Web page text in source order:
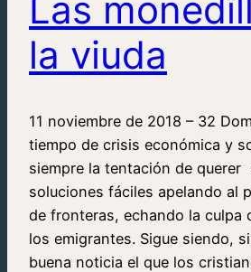
Las
la viuda
11 noviembre de 2018 – 32
tiempo de crisis económica y
siempre la tentación de querer
soluciones fáciles apelando al
de fronteras, echando la culpa
los emigrantes. Sigue siendo,
buena noticia el que los